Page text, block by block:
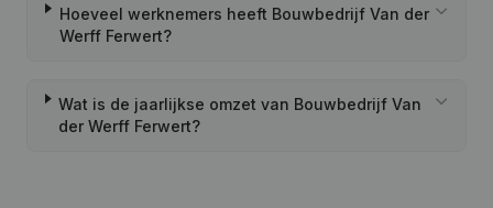
Hoeveel werknemers heeft Bouwbedrijf Van der
Werff Ferwert?
Wat is de jaarlijkse omzet van Bouwbedrijf Van
der Werff Ferwert?